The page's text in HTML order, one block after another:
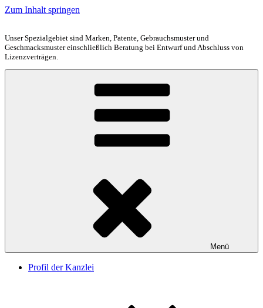
Zum Inhalt springen
Unser Spezialgebiet sind Marken, Patente, Gebrauchsmuster und
Geschmacksmuster einschließlich Beratung bei Entwurf und Abschluss von
Lizenzverträgen.
Menü
Profil der Kanzlei